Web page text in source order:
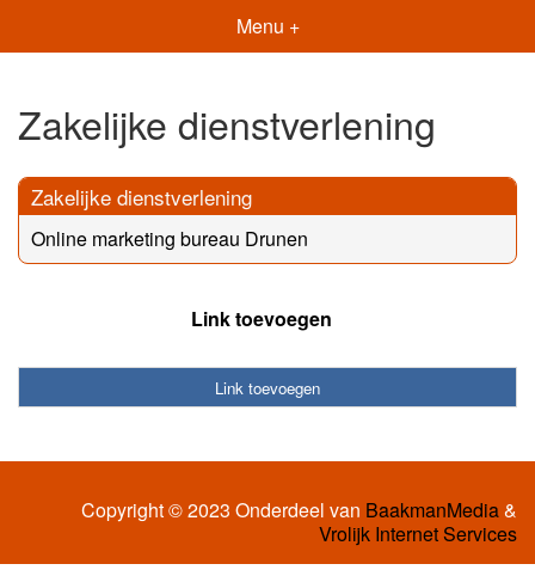
Menu +
Zakelijke dienstverlening
Zakelijke dienstverlening
Online marketing bureau Drunen
Link toevoegen
Link toevoegen
Copyright © 2023 Onderdeel van BaakmanMedia&
Vrolijk Internet Services